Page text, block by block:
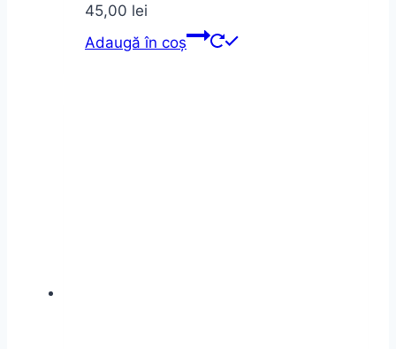
45,00 lei
Adaugă în coș